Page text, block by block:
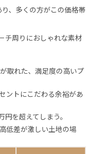
、多くの方がこの価格帯
チ周りにおしゃれな素材
取れた、満足度の高いプ
ントにこだわる余裕があ
を超えてしまう。
低差が激しい土地の場